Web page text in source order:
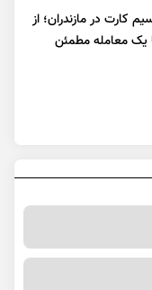
کارت در مازندران؛ از
یک معامله مطمئن